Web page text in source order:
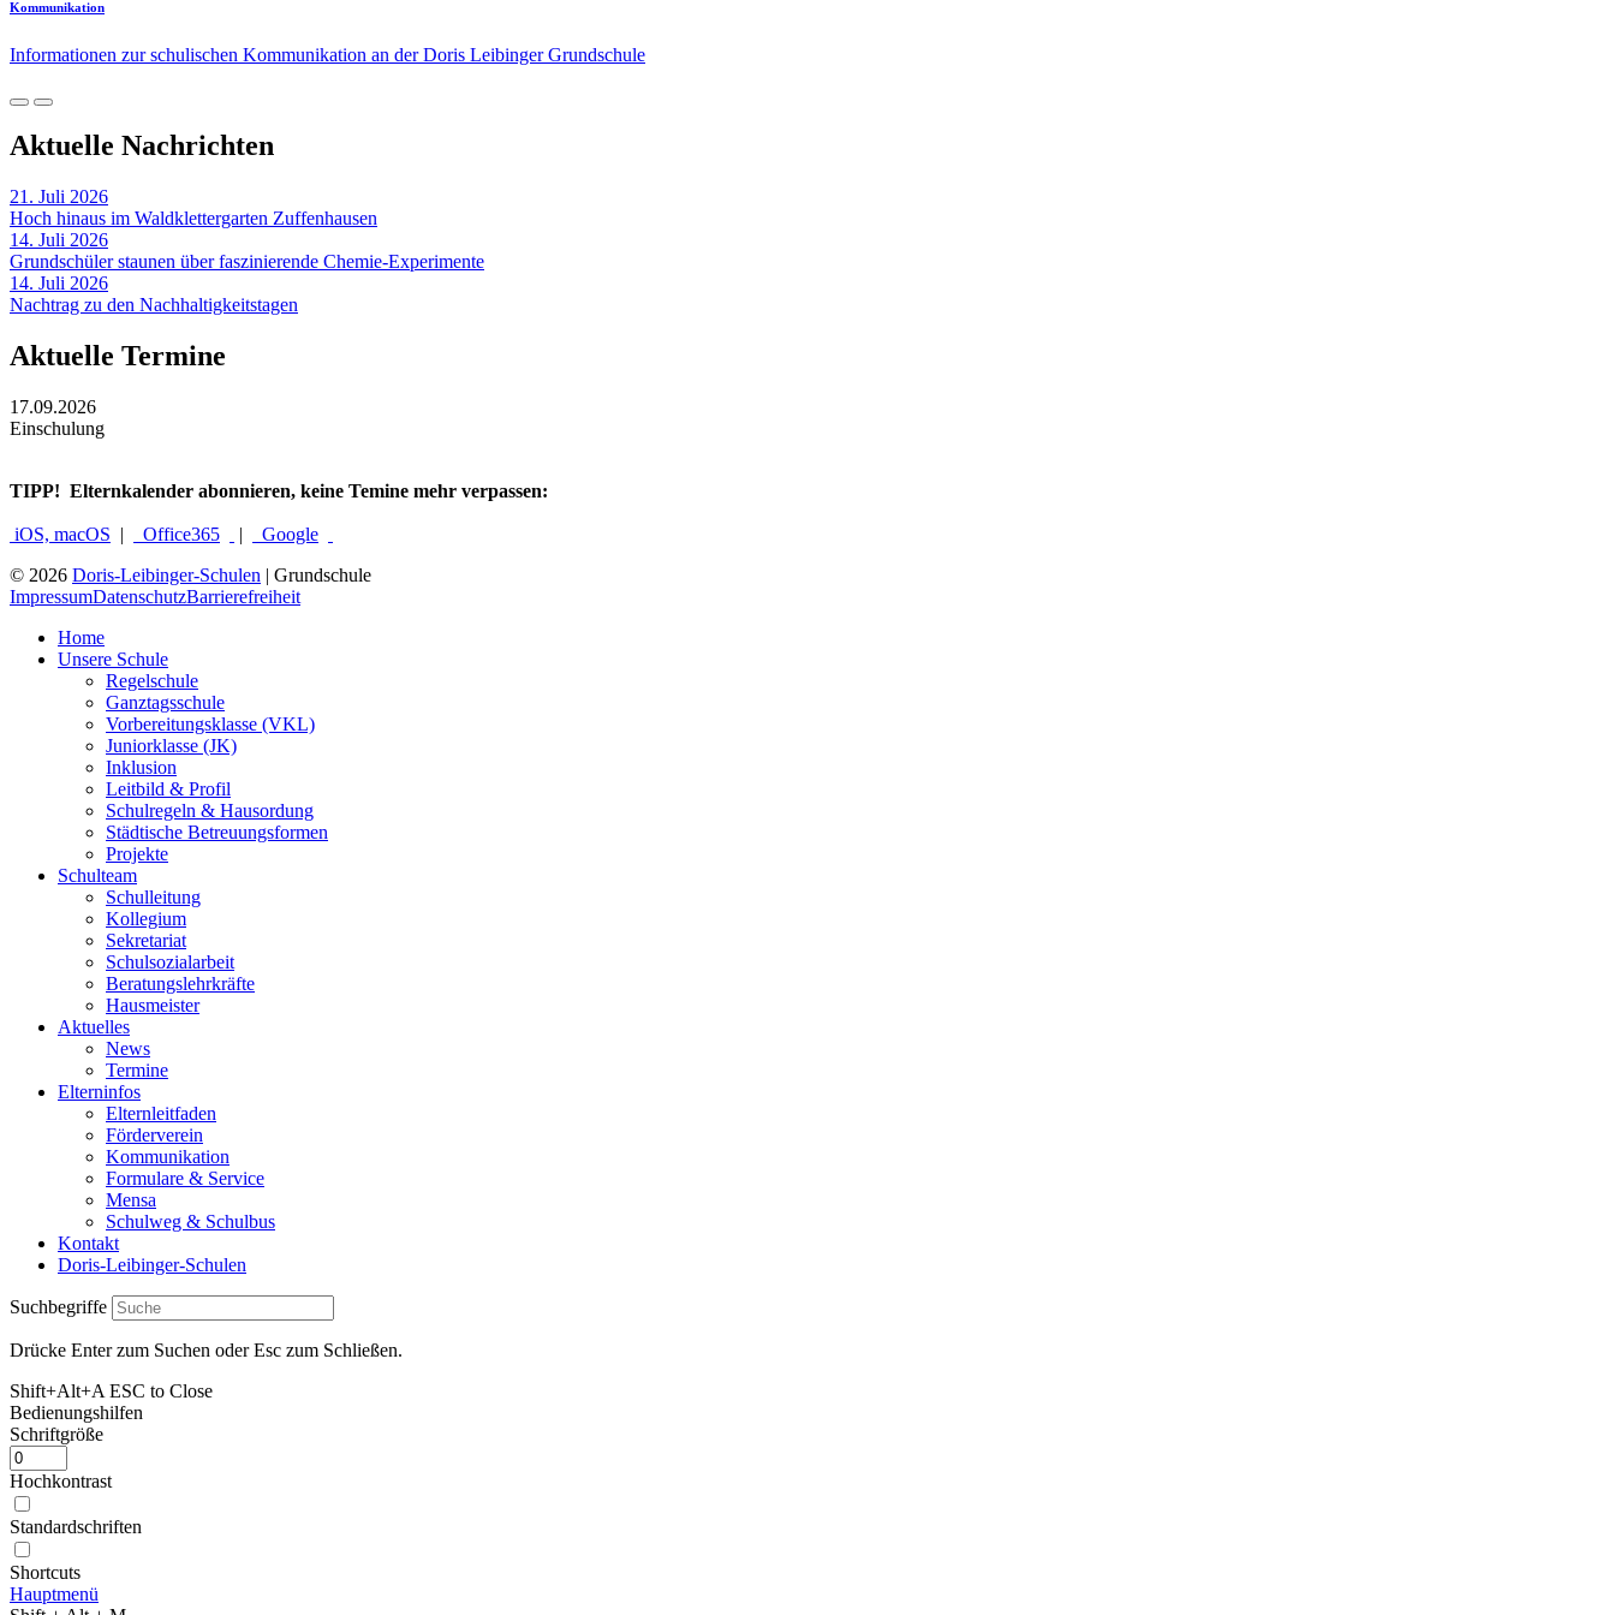
Kommunikation
Informationen zur schulischen Kommunikation an der Doris Leibinger Grundschule
Aktuelle Nachrichten
21. Juli 2026
Hoch hinaus im Waldklettergarten Zuffenhausen
14. Juli 2026
Grundschüler staunen über faszinierende Chemie-Experimente
14. Juli 2026
Nachtrag zu den Nachhaltigkeitstagen
Aktuelle Termine
17.09.2026
Einschulung
TIPP! Elternkalender abonnieren, keine Temine mehr verpassen:
iOS, macOS | Office365 |
Google
© 2026 Doris-Leibinger-Schulen | Grundschule
ImpressumDatenschutzBarrierefreiheit
Home
Unsere Schule
Regelschule
Ganztagsschule
Vorbereitungsklasse (VKL)
Juniorklasse (JK)
Inklusion
Leitbild & Profil
Schulregeln & Hausordung
Städtische Betreuungsformen
Projekte
Schulteam
Schulleitung
Kollegium
Sekretariat
Schulsozialarbeit
Beratungslehrkräfte
Hausmeister
Aktuelles
News
Termine
Elterninfos
Elternleitfaden
Förderverein
Kommunikation
Formulare & Service
Mensa
Schulweg & Schulbus
Kontakt
Doris-Leibinger-Schulen
Suchbegriffe
Drücke Enter zum Suchen oder Esc zum Schließen.
Shift+Alt+A ESC to Close
Bedienungshilfen
Schriftgröße
Hochkontrast
Standardschriften
Shortcuts
Hauptmenü